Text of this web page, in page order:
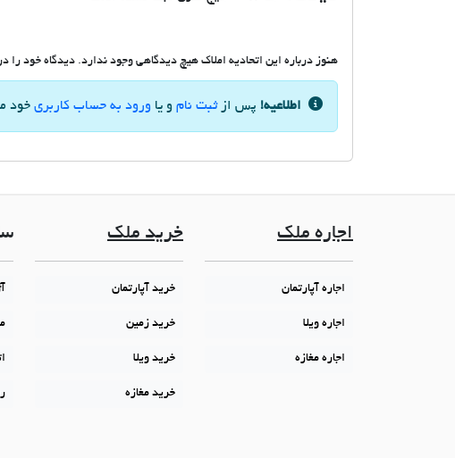
هنوز درباره این اتحادیه املاک هیچ دیدگاهی وجود ندارد. دیدگاه خود را
اطلاعیه! پس ازثبت نام و یا ورود به حساب کاربری خود
اجاره ملک
اجاره آپارتمان
اجاره ویلا
اجاره مغازه
خرید ملک
خرید آپارتمان
خرید زمین
خرید ویلا
خرید مغازه